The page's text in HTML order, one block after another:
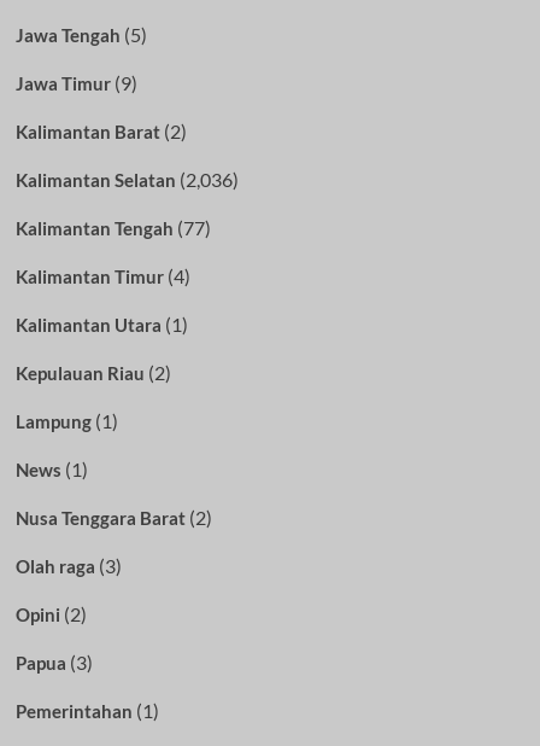
Jawa Tengah (5)
Jawa Timur(9)
Kalimantan Barat(2)
Kalimantan Selatan (2,036)
Kalimantan Tengah (77)
Kalimantan Timur(4)
Kalimantan Utara (1)
Kepulauan Riau (2)
Lampung(1)
News (1)
Nusa Tenggara Barat(2)
Olah raga (3)
Opini (2)
Papua (3)
Pemerintahan (1)